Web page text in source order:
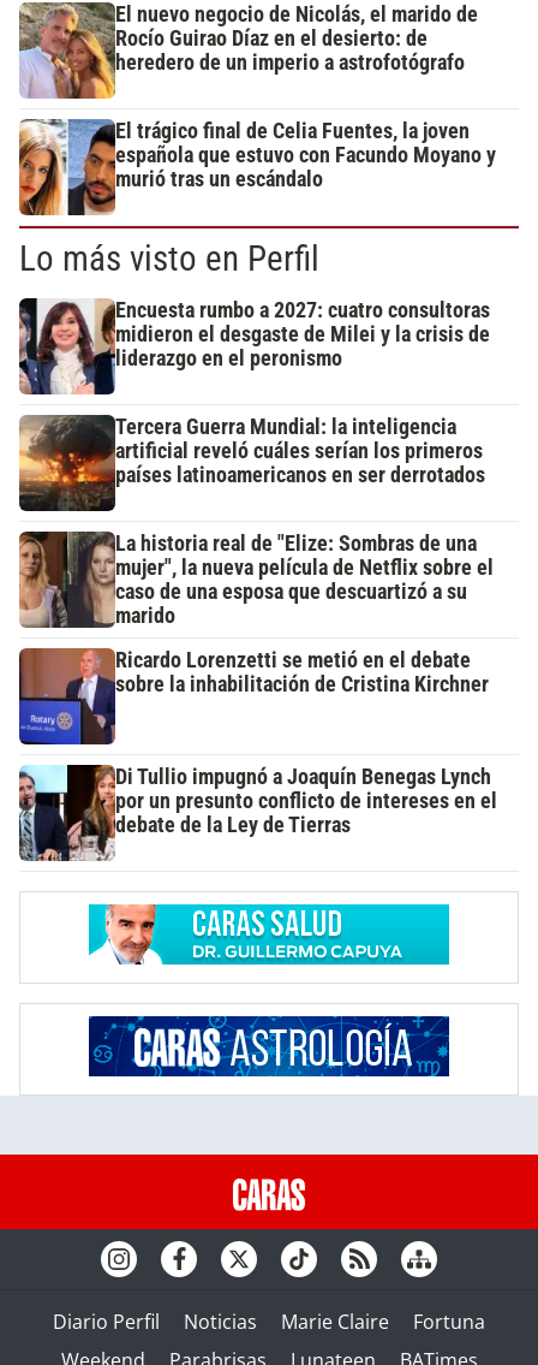
El nuevo negocio de Nicolás, el marido de
Rocío Guirao Díaz en el desierto: de
heredero de un imperio a astrofotógrafo
El trágico final de Celia Fuentes, la joven
española que estuvo con Facundo Moyano y
murió tras un escándalo
Lo más visto en Perfil
Encuesta rumbo a 2027: cuatro consultoras
midieron el desgaste de Milei y la crisis de
liderazgo en el peronismo
Tercera Guerra Mundial: la inteligencia
artificial reveló cuáles serían los primeros
países latinoamericanos en ser derrotados
La historia real de "Elize: Sombras de una
mujer", la nueva película de Netflix sobre el
caso de una esposa que descuartizó a su
marido
Ricardo Lorenzetti se metió en el debate
sobre la inhabilitación de Cristina Kirchner
Di Tullio impugnó a Joaquín Benegas Lynch
por un presunto conflicto de intereses en el
debate de la Ley de Tierras
Diario Perfil Noticias Marie Claire
Fortuna